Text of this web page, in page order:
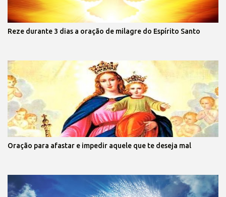
Reze durante 3 dias a oração de milagre do Espírito Santo
Oração para afastar e impedir aquele que te deseja mal